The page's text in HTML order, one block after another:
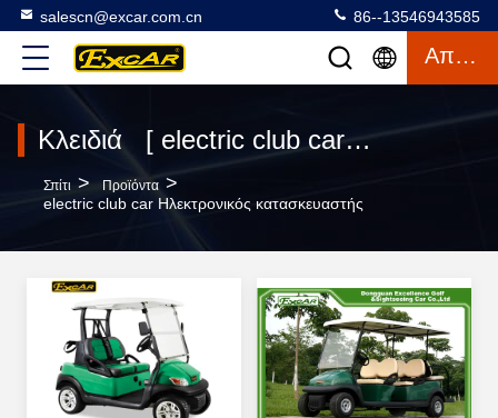
salescn@excar.com.cn 86--13546943585
Απόσπασμα
Κλειδιά [ electric club car ] Συμφωνία 120 προϊόντα
Σπίτι > Προϊόντα >
electric club car Ηλεκτρονικός κατασκευαστής